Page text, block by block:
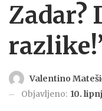
Zadar?
Valentino
Objavljeno: 10.